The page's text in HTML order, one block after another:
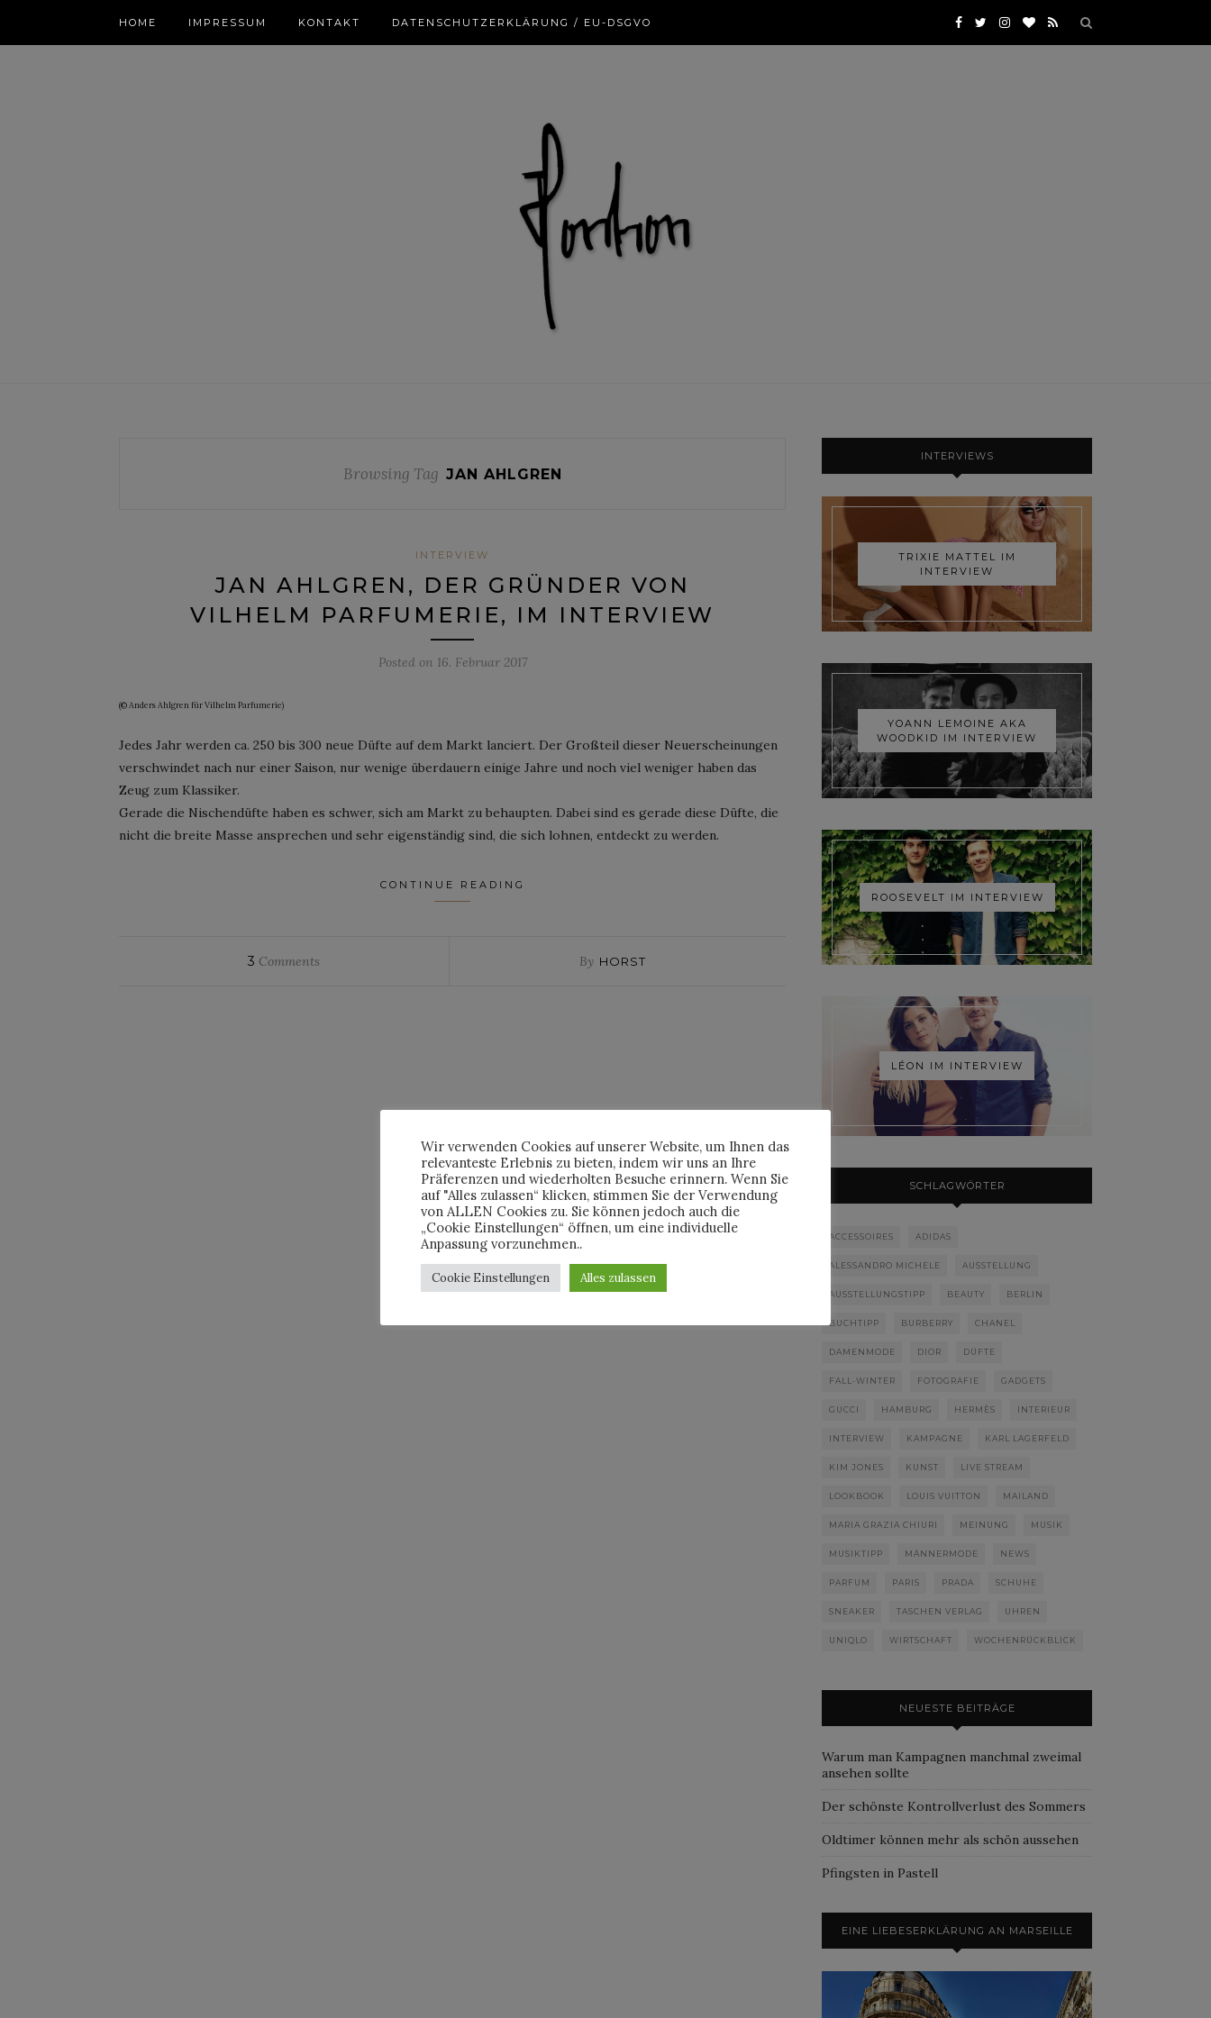
HOME IMPRESSUM KONTAKT DATENSCHUTZERKLÄRUNG / EU-DSGVO
Browsing Tag JAN AHLGREN
INTERVIEW
JAN AHLGREN, DER GRÜNDER VON
VILHELM PARFUMERIE, IM INTERVIEW
Posted on 16. Februar 2017
(© Anders Ahlgren für Vilhelm Parfumerie)
Jedes Jahr werden ca. 250 bis 300 neue Düfte auf dem Markt lanciert. Der Großteil dieser Neuerscheinungen
verschwindet nach nur einer Saison, nur wenige überdauern einige Jahre und noch viel weniger haben das
Zeug zum Klassiker.
Gerade die Nischendüfte haben es schwer, sich am Markt zu behaupten. Dabei sind es gerade diese Düfte, die
nicht die breite Masse ansprechen und sehr eigenständig sind, die sich lohnen, entdeckt zu werden.
CONTINUE READING
3 Comments By HORST
INTERVIEWS
TRIXIE MATTEL IM
INTERVIEW
YOANN LEMOINE AKA
WOODKID IM INTERVIEW
ROOSEVELT IM INTERVIEW
LÉON IM INTERVIEW
SCHLAGWÖRTER
ACCESSOIRES ADIDAS
ALESSANDRO MICHELE AUSSTELLUNG
AUSSTELLUNGSTIPP BEAUTY BERLIN
BUCHTIPP BURBERRY CHANEL
DAMENMODE DIOR DÜFTE
FALL-WINTER FOTOGRAFIE GADGETS
GUCCI HAMBURG HERMÈS INTERIEUR
INTERVIEW KAMPAGNE KARL LAGERFELD
KIM JONES KUNST LIVE STREAM
LOOKBOOK LOUIS VUITTON MAILAND
MARIA GRAZIA CHIURI MEINUNG MUSIK
MUSIKTIPP MÄNNERMODE NEWS
PARFUM PARIS PRADA SCHUHE
SNEAKER TASCHEN VERLAG UHREN
UNIQLO WIRTSCHAFT WOCHENRÜCKBLICK
NEUESTE BEITRÄGE
Warum man Kampagnen manchmal zweimal
ansehen sollte
Der schönste Kontrollverlust des Sommers
Oldtimer können mehr als schön aussehen
Pfingsten in Pastell
EINE LIEBESERKLÄRUNG AN MARSEILLE
Wir verwenden Cookies auf unserer Website, um Ihnen das
relevanteste Erlebnis zu bieten, indem wir uns an Ihre
Präferenzen und wiederholten Besuche erinnern. Wenn Sie
auf "Alles zulassen“ klicken, stimmen Sie der Verwendung
von ALLEN Cookies zu. Sie können jedoch auch die
„Cookie Einstellungen“ öffnen, um eine individuelle
Anpassung vorzunehmen..
Cookie Einstellungen Alles zulassen